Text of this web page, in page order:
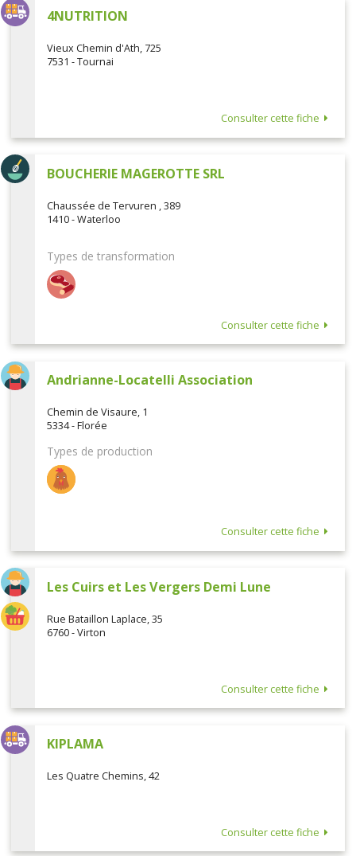
4NUTRITION
Vieux Chemin d'Ath, 725
7531 - Tournai
Consulter cette fiche
BOUCHERIE MAGEROTTE SRL
Chaussée de Tervuren , 389
1410 - Waterloo
Types de transformation
Consulter cette fiche
Andrianne-Locatelli Association
Chemin de Visaure, 1
5334 - Florée
Types de production
Consulter cette fiche
Les Cuirs et Les Vergers Demi Lune
Rue Bataillon Laplace, 35
6760 - Virton
Consulter cette fiche
KIPLAMA
Les Quatre Chemins, 42
Consulter cette fiche